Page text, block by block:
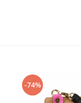
-74%